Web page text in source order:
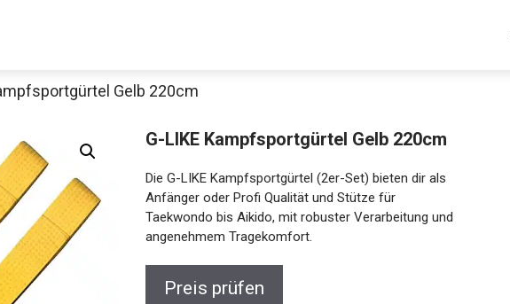
Gelb 220cm
G-LIKE Kampfsportgürtel Gelb 220cm
Die G-LIKE Kampfsportgürtel (2er-Set) bieten dir als
Anfänger oder Profi Qualität und Stütze für
Taekwondo bis Aikido, mit robuster Verarbeitung und
angenehmem Tragekomfort.
Preis prüfen
Jetzt anschauen